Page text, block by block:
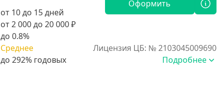
от 10 до 15 дней
от 2 000 до 20 000 ₽
до 0.8%
Среднее
Оформить
Лицензия ЦБ: № 2103045009690
Подробнее